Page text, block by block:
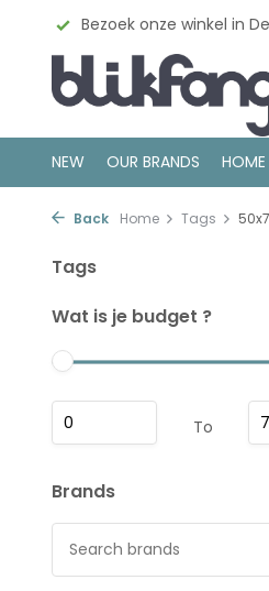
Bezoek onze winkel in
NEW OUR BRANDS HOME
Back Home Tags
Tags
Wat is je budget ?
To
Brands